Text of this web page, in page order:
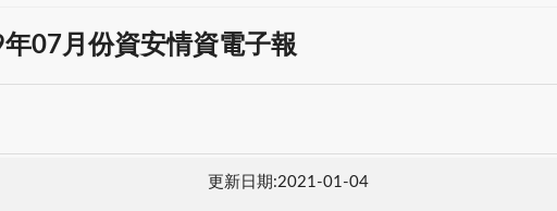
07月份資安情資電子報
更新日期:2021-01-04